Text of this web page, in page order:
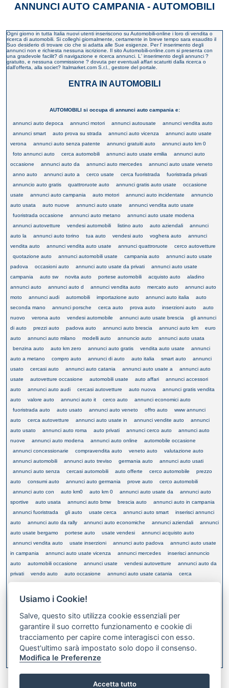
ANNUNCI AUTO CAMPANIA - AUTOMOBILI
Ogni giorno in tutta Italia nuovi utenti inseriscono su Automobili-online i loro di vendita o
ricerca di automobili. Si colleghi giornalmente, certamente in breve tempo sara esaudito il
Suo desiderio di trovare cio che si adatta alle Sue esigenze. Per l' inserimento degli
annunci non e richiesta nessuna iscrizione. Il sito Automobili-online.com si presenta con
una gradevole facilit? di navigazione e ricerca annunci. L' inserimento degli annunci ?
gratuito, e nessuna commissione ? dovuta per eventuali affari scaturiti dalla ricerca o
dall'offerta, alla societ? Italmarket.com S.r.l., gestore del portale.
ENTRA IN AUTOMOBILI
AUTOMOBILI si occupa di annunci auto campania e:
annunci auto depoca annunci motori annunci autousate
annunci vendita auto
annunci smart
auto prova su strada annunci auto vicenza
annunci auto usate
verona
annunci auto senza patente annunci gratuiti auto
annunci auto km 0
foto annunci auto
cerca automobili annunci auto usate emilia
annunci auto
occasione
annunci auto da annunci auto mercedes
annunci auto usate veneto
anno auto
annunci auto a cerco usate cerca fuoristrada
fuoristrada privati
annuncio auto gratis
quattroruote auto annunci gratis auto usate
occasione
usate
annunci auto campania auto motori annunci auto incidentate
annuncio
auto usata
auto nuove annunci auto usate
annunci vendita auto usate
fuoristrada occasione
annunci auto metano
annunci auto usate modena
annunci autovetture
vendesi automobili listino auto auto aziendali
annunci
auto la
annunci auto torino tua auto vendesi auto voghera auto
annunci
vendita auto
annunci vendita auto usate annunci quattroruote
cerco autovetture
quotazione auto
annunci automobili usate campania auto
annunci auto usate
padova
occasioni auto annunci auto usate da privati
annunci auto usate
campania
auto sw novita auto portese automobili acquisto auto
aladino
annunci auto
annunci auto d annunci vendita auto mercato auto
annunci auto
moto
annunci audi automobili importazione auto annunci auto italia
auto
seconda mano
annunci porsche cerca auto prova auto inserzioni auto
auto
nuovo
verona auto vendesi automobile annunci auto usate brescia
gli annunci
di auto
prezzi auto padova auto annunci auto brescia annunci auto km
euro
auto
annunci auto milano modelli auto annuncio auto
annunci auto usata
benzina auto
auto km zero annunci auto gratis vendita auto usate
annunci
auto a metano
compro auto annunci di auto auto italia smart auto
annunci
usato
cercasi auto annunci auto catania annunci auto usate a
annunci auto
usate
autovetture occasione automobili usate auto affari
annunci accessori
auto
annunci auto audi cercasi autovetture auto nuova
annunci gratis vendita
auto
valore auto annunci auto it cerco auto
annunci economici auto
fuoristrada auto
auto usato annunci auto veneto offro auto
www annunci
auto
cerca autovetture annunci auto usate in annunci vendite auto
annunci
auto usato
annunci auto roma auto privati annunci cerco auto
annunci auto
nuove
annunci auto modena annunci auto online
automobile occasione
annunci concessionarie
compravendita auto veneto auto
valutazione auto
annunci automobili
annunci auto treviso germania auto
annunci auto usati
annunci auto senza
cercasi automobili auto offerte cerco automobile
prezzo
auto
consumi auto annunci auto germania prove auto
cerco automobili
annunci auto con
auto km0 auto km 0 annunci auto usate da
annunci auto
sportive
auto usata annunci auto bmw brescia auto
annunci auto in campania
annunci fuoristrada
gli auto usate cerca annunci auto smart
inserisci annunci
auto
annunci auto da rally annunci auto economiche annunci aziendali
annunci
auto usate bergamo
portese auto usate vendesi
annunci acquisto auto
annunci vendita auto
usate inserzioni annunci auto padova
annunci auto usate
in campania
annunci auto usate vicenza annunci mercedes
inserisci annuncio
auto
automobili occasione annunci usate vendesi autovetture
annunci auto da
privati
vendo auto auto occasione annunci auto usate catania
cerca
automobile
vendita auto auto usate motore auto
annunci auto verona
auto 50
annunci acquisto vendita auto
annunci auto in
annunci auto e annunci auto tuning annunci auto gpl
XML FEED
Bookmark this on Delicious
Usiamo i Cookie!
Salve, questo sito utilizza cookie essenziali per
garantire il suo corretto funzionamento e cookie di
tracciamento per capire come interagisci con esso.
Quest'ultimo sarà impostato solo dopo il consenso.
Modifica le Preferenze
Accetta tutto